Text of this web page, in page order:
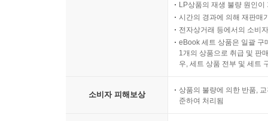
LP상품의 재생 불량 원인
시간의 경과에 의해 재판매
전자상거래 등에서의 소비
eBook 세트 상품은 일괄 구
1개의 상품으로 취급 및 판
우, 세트 상품 전부 및 세트
소비자 피해보상
상품의 불량에 의한 반품,
준하여 처리됨